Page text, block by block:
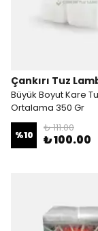
Çankırı Tuz
Büyük Boyut Kare
Ortalama 350 Gr
%10
₺ 111.00
₺ 100.00